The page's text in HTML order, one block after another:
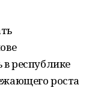
республике
роста